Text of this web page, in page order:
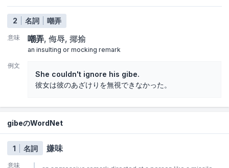
2 名詞 嘲弄
意味 嘲弄 侮辱 揶揄
an insulting or mocking remark
例文
She couldn't ignore his gibe.
彼女は彼のあざけりを無視できなかった。
gibeのWordNet
1 名詞 嫌味
意味